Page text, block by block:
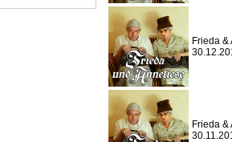
Frieda
Frieda &